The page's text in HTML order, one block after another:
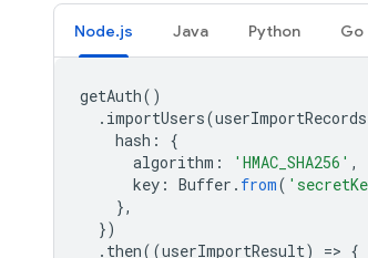
Node.js Java Python Go
getAuth()
. importUsers(userImportRecords
hash :
{
algorithm : 'HMAC_SHA256' ,
key : Buffer . from(
},
})
. then((userImportResult) => {